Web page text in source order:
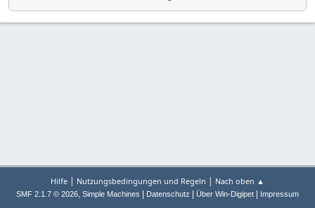
Hilfe | Nutzungsbedingungen und Regeln | Nach oben ▲
SMF 2.1.7 © 2026, Simple Machines Datenschutz Über Win-Digipet Impressum